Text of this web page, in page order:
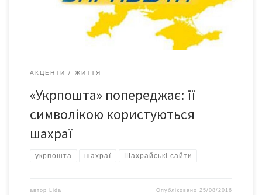
персональні дані та реквізити банківських карток під
приводом неофіційного дистанційного […]
АКЦЕНТИ ЖИТТЯ
«Укрпошта» попереджає: її
символікою користуються
шахраї
укрпошта шахраї Шахрайські сайти
автор Lida Опубліковано 25/08/2016